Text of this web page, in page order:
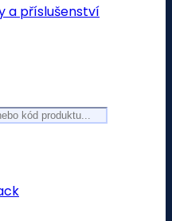
a příslušenství